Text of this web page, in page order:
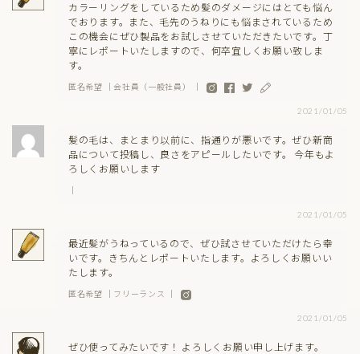
カラーリングをしているため髪のダメージにはとても悩ん
でおります。また、毛先のうねりにも悩まされているため
この機会にぜひ製品をお試しさせていただきたいです。丁
寧にレポートいたしますので、何卒宜しくお願い致しま
す。
匿名希望 ｜会社員（一般社員） ｜
2021/01/05
髪の毛は、まとまり以前に、指通りが悪いです。ぜひ新商
品について投稿し、良さをアピールしたいです。 今年もよ
ろしくお願いします
2021/01/05
最近髪がうねっているので、ぜひ試させていただけたら幸
いです。きちんとレポートいたします。よろしくお願いい
たします。
匿名希望 ｜フリーランス ｜
2021/01/05
ぜひ使ってみたいです！ よろしくお願い申し上げます。